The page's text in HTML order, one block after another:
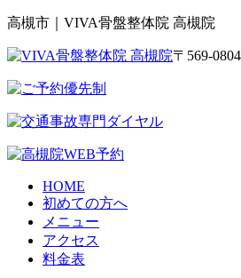
高槻市｜VIVA骨盤整体院 高槻院
〒569-
HOME
初めての方へ
メニュー
アクセス
料金表